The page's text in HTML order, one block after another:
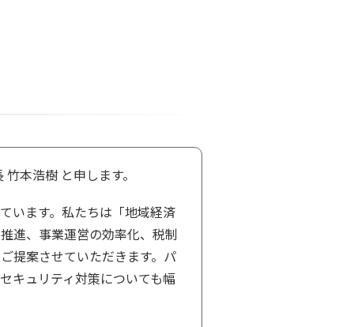
本浩樹 と申します。
います。私たちは「地域経済
進、事業運営の効率化、税制
提案させていただきます。パ
キュリティ対策についても幅